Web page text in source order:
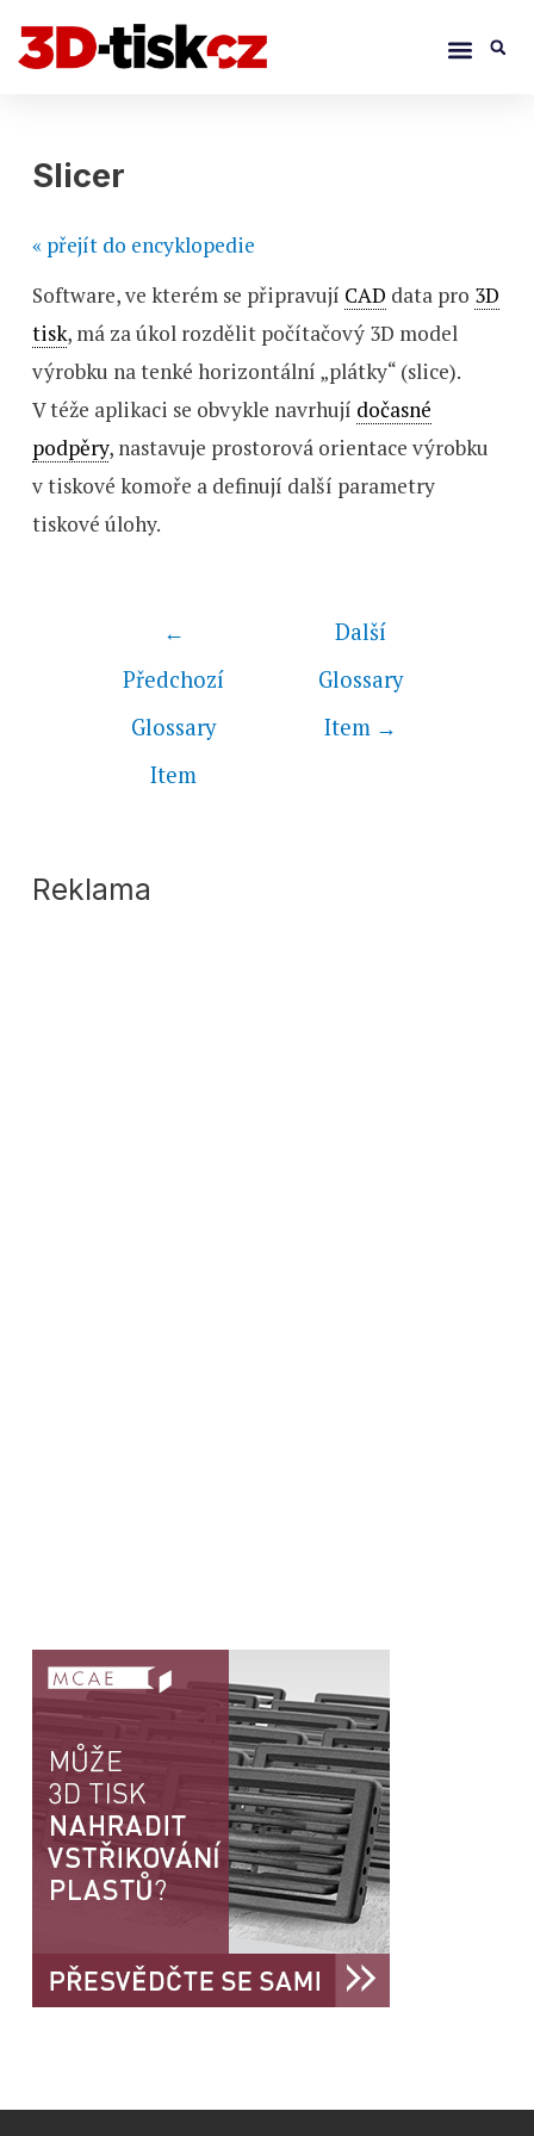
na
Menu
Slicer
« přejít do encyklopedie
Software, ve kterém se připravují CAD data pro 3D
tisk, má za úkol rozdělit počítačový 3D model
výrobku na tenké horizontální „plátky“ (slice).
V téže aplikaci se obvykle navrhují dočasné
podpěry, nastavuje prostorová orientace výrobku
v tiskové komoře a definují další parametry
tiskové úlohy.
příspěvek
←
Předchozí
Glossary
Item
Další
Glossary
Item →
Reklama